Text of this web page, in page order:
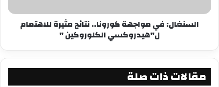
القبيلة الحضاري من خلال برامج تنموية وثقافية.
شارك هذا الموضوع:
فيس بوك X
السنغال: في مواجهة كورونا.. نتائج مثيرة للاهتمام
ل"هيدروكسي الكلوروكين "
مقالات ذات صلة